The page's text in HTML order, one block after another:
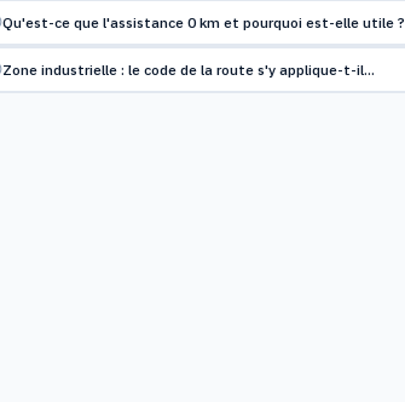
Qu'est-ce que l'assistance 0 km et pourquoi est-elle utile ?
Zone industrielle : le code de la route s'y applique-t-il…